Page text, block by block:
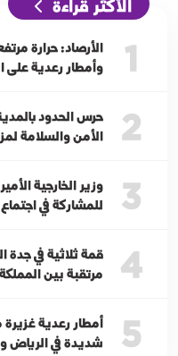
الأكثر قراءة
1
الأرصاد: حرارة
وأمطار رعدية على
2
حرس الحدود
الأمن والسلامة
3
وزير الخارجية
للمشاركة في
4
قمة ثلاثية في جدة
مرتقبة بين
5
أمطار رعدية
شديدة في الرياض